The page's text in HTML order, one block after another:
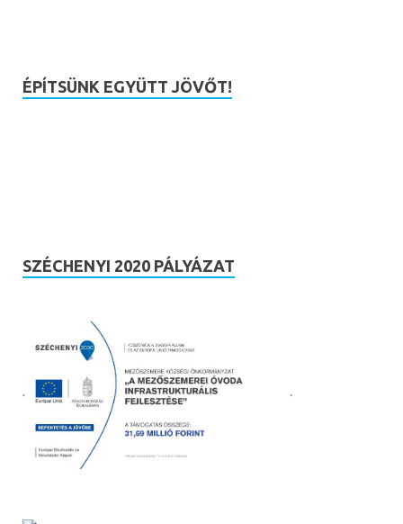
ÉPÍTSÜNK EGYÜTT JÖVŐT!
SZÉCHENYI 2020 PÁLYÁZAT